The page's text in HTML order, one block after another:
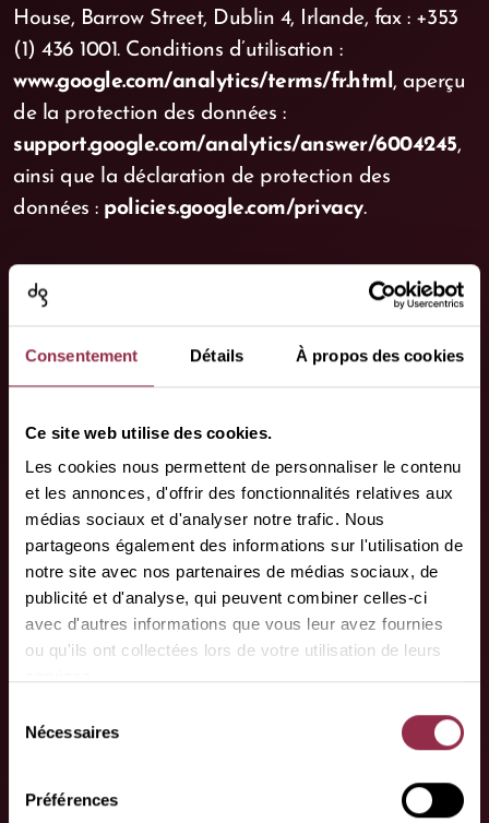
Consentement Détails À propos des cookies
Ce site web utilise des cookies.
Les cookies nous permettent de personnaliser le contenu
et les annonces, d'offrir des fonctionnalités relatives aux
médias sociaux et d'analyser notre trafic. Nous
partageons également des informations sur l'utilisation de
notre site avec nos partenaires de médias sociaux, de
publicité et d'analyse, qui peuvent combiner celles-ci
avec d'autres informations que vous leur avez fournies
ou qu'ils ont collectées lors de votre utilisation de leurs
Nécessaires
Préférences
House, Barrow Street, Dublin 4, Irlande, fax : +353
(1) 436 1001. Conditions d’utilisation :
www.google.com/analytics/terms/fr.html, aperçu
de la protection des données :
support.google.com/analytics/answer/6004245,
ainsi que la déclaration de protection des
données : policies.google.com/privacy.
7. Newsletter
(1) Avec votre consentement, vous pouvez vous
nos offres intéressantes actuelles. Les biens et les
prestations promus sont mentionnés dans la
déclaration de consentement.
(2) Nous utilisons la procédure dite de double
opt-in dans le cadre de l’inscription à notre
newsletter. Cela signifie qu’après votre inscription,
nous vous enverrons un e-mail à l’adresse e-mail
indiquée, dans lequel nous vous demanderons de
confirmer que vous souhaitez recevoir la newsletter.
Si vous ne confirmez pas votre inscription dans un
bloquées et automatiquement supprimées après